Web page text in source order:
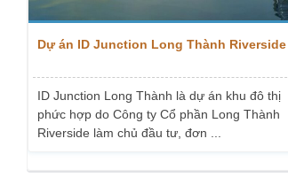
Dự án ID Junction Long Thành Riverside
ID Junction Long Thành là dự án khu đô thị
phức hợp do Công ty Cổ phần Long Thành
Riverside làm chủ đầu tư, đơn ...